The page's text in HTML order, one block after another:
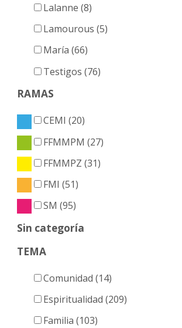
Lalanne (8)
Lamourous (5)
María (66)
Testigos (76)
RAMAS
CEMI (20)
FFMMPM (27)
FFMMPZ (31)
FMI (51)
SM (95)
Sin categoría
TEMA
Comunidad (14)
Espiritualidad (209)
Familia (103)